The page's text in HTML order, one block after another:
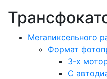
Мегапиксельного
Формат
3-х
С